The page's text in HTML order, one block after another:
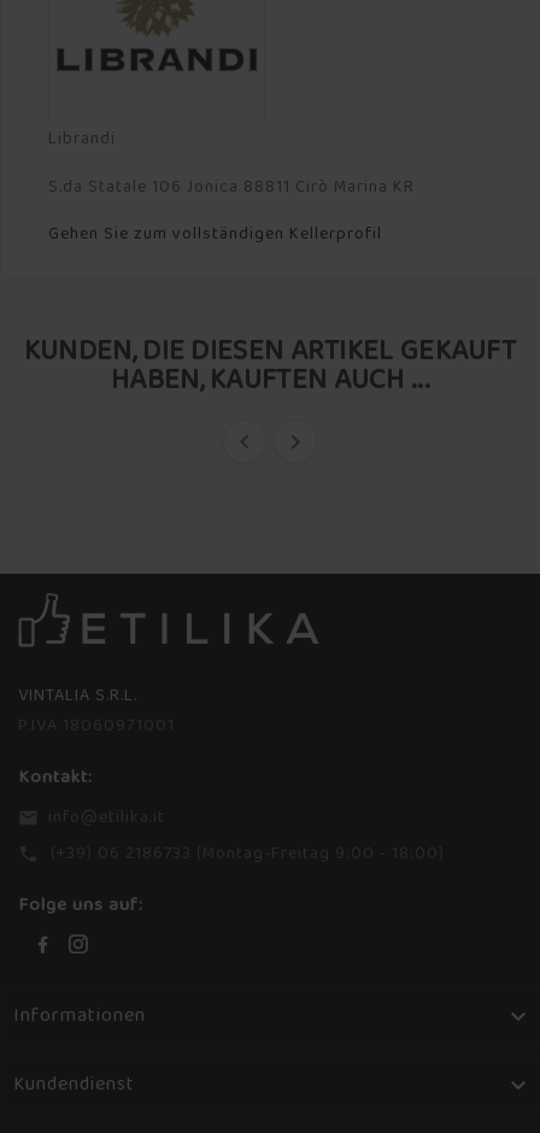
Librandi
S.da Statale 106 Jonica 88811 Cirò Marina KR
Gehen Sie zum vollständigen Kellerprofil
KUNDEN, DIE DIESEN ARTIKEL GEKAUFT
HABEN, KAUFTEN AUCH ...
 
VINTALIA S.R.L.
Kontakt:
Folge uns auf:
Informationen 
Kundendienst 